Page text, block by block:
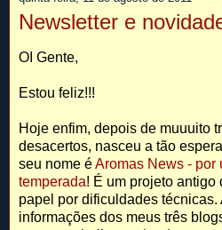
Newsletter e
OI Gente,
Estou feliz!!!
Hoje enfim, depois de muuuito
desacertos, nasceu a tão
seu nome éAromas News - por
temperada! É um projeto antigo
papel por dificuldades técnicas.
informações dos meus três